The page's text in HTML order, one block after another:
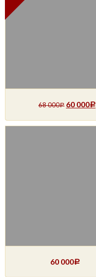
68 000Р 60 000Р
60 000Р